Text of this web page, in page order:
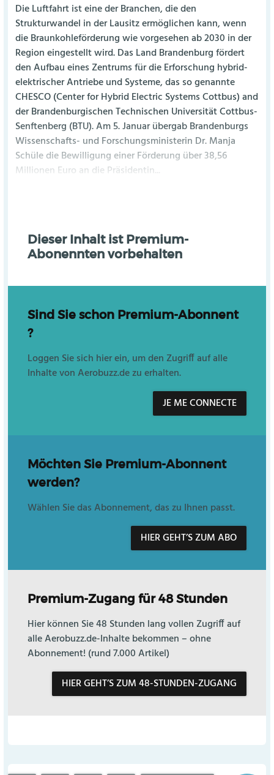
Die Luftfahrt ist eine der Branchen, die den
Strukturwandel in der Lausitz ermöglichen kann, wenn
die Braunkohleförderung wie vorgesehen ab 2030 in der
Region eingestellt wird. Das Land Brandenburg fördert
den Aufbau eines Zentrums für die Erforschung hybrid-
elektrischer Antriebe und Systeme, das so genannte
CHESCO (Center for Hybrid Electric Systems Cottbus) and
der Brandenburgischen Technischen Universität Cottbus-
Senftenberg (BTU). Am 5. Januar übergab Brandenburgs
Wissenschafts- und Forschungsministerin Dr. Manja
Schüle die Bewilligung einer Förderung über 38,56
Millionen Euro an die Präsidentin...
Dieser Inhalt ist Premium-
Abonennten vorbehalten
Sind Sie schon Premium-Abonnent
?
Loggen Sie sich hier ein, um den Zugriff auf alle
Inhalte von Aerobuzz.de zu erhalten.
JE ME CONNECTE
Möchten Sie Premium-Abonnent
werden?
Wählen Sie das Abonnement, das zu Ihnen passt.
HIER GEHT’S ZUM ABO
Premium-Zugang für 48 Stunden
Hier können Sie 48 Stunden lang vollen Zugriff auf
alle Aerobuzz.de-Inhalte bekommen – ohne
Abonnement! (rund 7.000 Artikel)
HIER GEHT’S ZUM 48-STUNDEN-ZUGANG